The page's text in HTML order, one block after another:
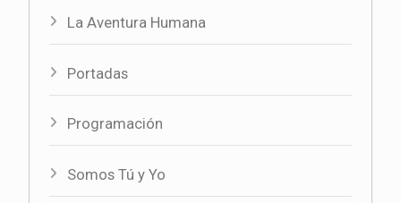
La Aventura Humana
Portadas
Programación
Somos Tú y Yo